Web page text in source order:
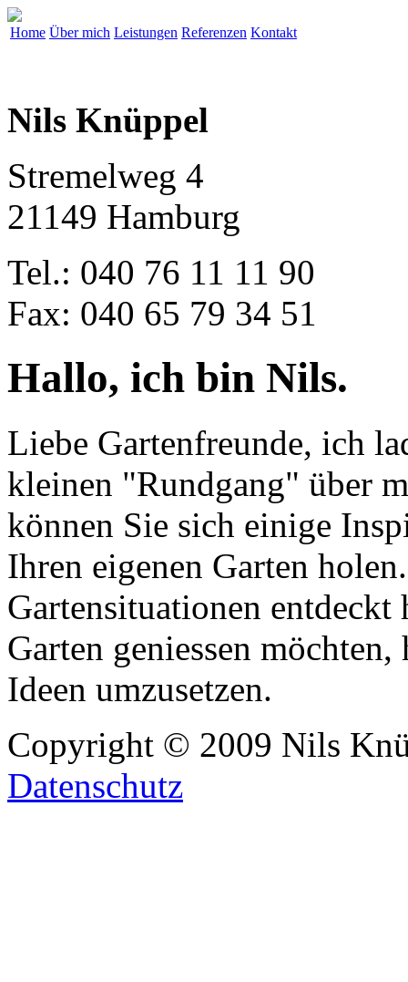
Home Über mich Leistungen Referenzen Kontakt
Nils Knüppel
Stremelweg 4
21149 Hamburg
Tel.: 040 76 11 11 90
Fax: 040 65 79 34 51
Hallo, ich bin Nils.
Liebe Gartenfreunde, ich
kleinen "Rundgang" über
können Sie sich einige
Ihren eigenen Garten
Gartensituationen
Garten geniessen
Ideen umzusetzen.
Copyright © 2009 Nils
Datenschutz